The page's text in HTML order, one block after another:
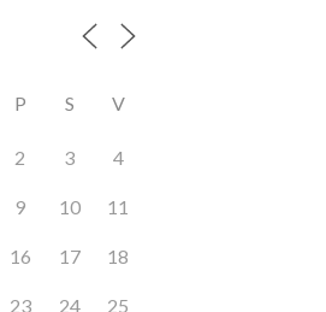
P S V
2 3 4
9 10 11
16 17 18
23 24 25